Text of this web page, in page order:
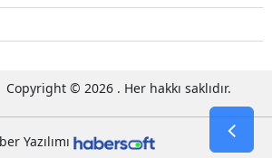
Copyright © 2026 . Her hakkı saklıdır.
Yazılımı